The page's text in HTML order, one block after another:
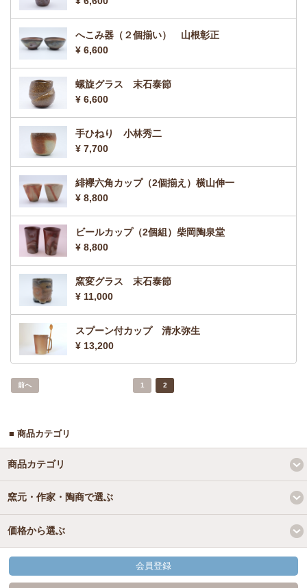
へこみ器（２個揃い） 山根彰正
¥ 6,600
螺旋グラス 末石泰節
¥ 6,600
手ひねり 小林秀二
¥ 7,700
緋襷六角カップ（2個揃え）横山伸一
¥ 8,800
ビールカップ（2個組）柴岡陶泉堂
¥ 8,800
窯変グラス 末石泰節
¥ 11,000
スプーン付カップ 清水弥生
¥ 13,200
前へ 1 2
■ 商品カテゴリ
商品カテゴリ
窯元・作家・陶商で選ぶ
価格から選ぶ
会員登録